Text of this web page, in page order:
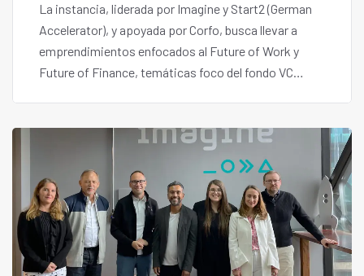
La instancia, liderada por Imagine y Start2 (German
Accelerator), y apoyada por Corfo, busca llevar a
emprendimientos enfocados al Future of Work y
Future of Finance, temáticas foco del fondo VC